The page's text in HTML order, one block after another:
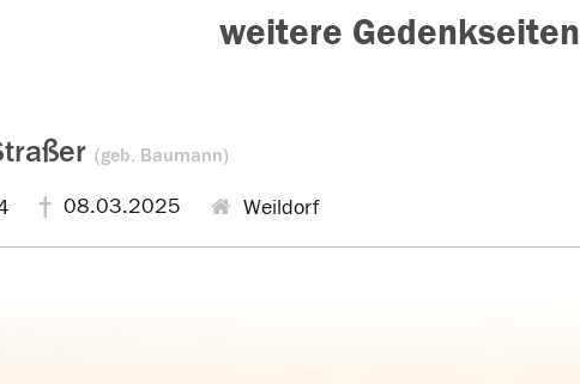
weitere Gedenkseiten
(geb. Baumann)
08.03.2025 Weildorf